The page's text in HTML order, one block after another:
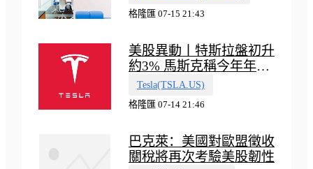
格隆匯 07-15 21:43
美股異動丨特斯拉盤初升
約3% 馬斯克稱今年年底
會有‘史詩級震撼’的演示
Tesla(TSLA.US)
格隆匯 07-14 21:46
巴克萊：美國對歐盟徵收
關稅將再次考驗美股韌性